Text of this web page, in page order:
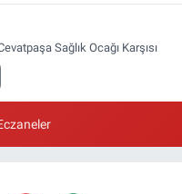
Sağlık Ocağı Karşısı